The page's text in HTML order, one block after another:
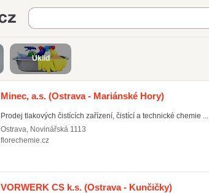
Najisto.cz
Úklid
Minec, a.s. (Ostrava - Mariánské Hory)
Prodej tlakových čistících zařízení, čistící a technické chemie ...
Ostrava, Novinářská 1113
florechemie.cz
VORWERK CS k.s. (Ostrava - Kunčičky)